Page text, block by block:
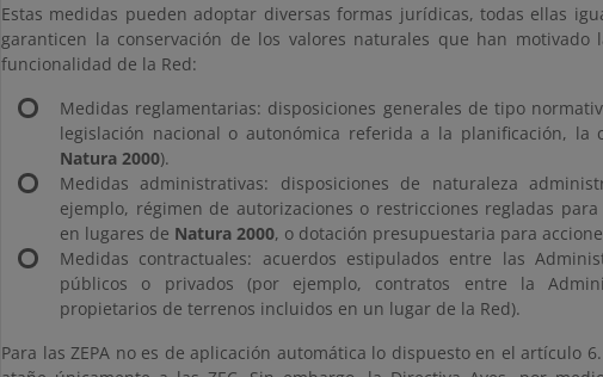
Estas medidas pueden adoptar diversas formas jurídicas, todas ellas
garanticen la conservación de los valores naturales que han
funcionalidad de la Red:
Medidas reglamentarias: disposiciones generales de tipo
legislación nacional o autonómica referida a la planificación, la
Natura 2000).
Medidas administrativas: disposiciones de naturaleza
ejemplo, régimen de autorizaciones o restricciones regladas
en lugares de Natura 2000, o dotación presupuestaria para
Medidas contractuales: acuerdos estipulados entre las
públicos o privados (por ejemplo, contratos entre la
propietarios de terrenos incluidos en un lugar de la Red).
Para las ZEPA no es de aplicación automática lo dispuesto en el artículo